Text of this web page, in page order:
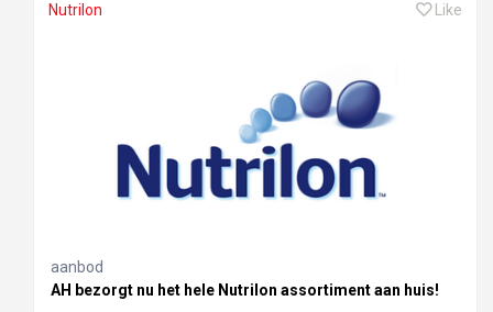
Nutrilon Like
aanbod
AH bezorgt nu het hele Nutrilon assortiment aan huis!